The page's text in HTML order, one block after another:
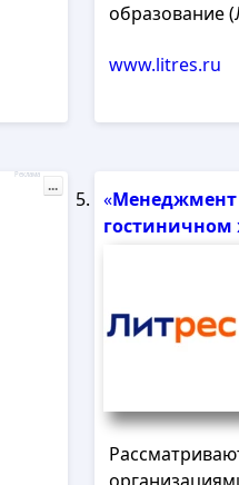
образование
www.litres.ru
Реклама
...
«Менеджмент
гостиничном